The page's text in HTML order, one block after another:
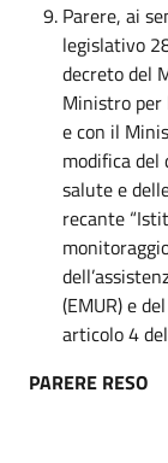
Parere, ai
legislativo
decreto del
Ministro
e con il
modifica
salute e
recante
(EMUR) e
articolo 4
PARERE RESO